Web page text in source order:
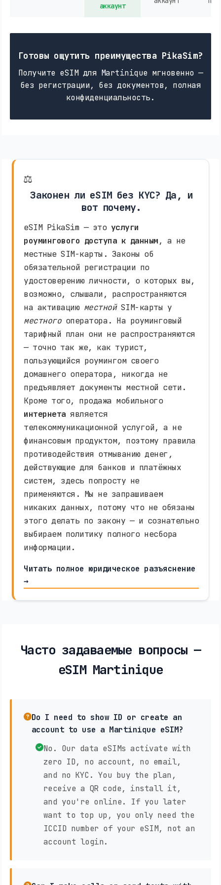
аккаунт
Готовы ощутить преимущества PikaSim?
Получите eSIM для Martinique мгновенно —
без регистрации, без документов, полная
конфиденциальность.
⚖️
Законен ли eSIM без KYC? Да, и
вот почему.
eSIM PikaSim — это услуги
роумингового доступа к данным, а не
местные SIM-карты. Законы об
обязательной регистрации по
удостоверению личности, о которых вы,
возможно, слышали, распространяются
на активацию местнойSIM-карты у
местногооператора. На роуминговый
тарифный план они не распространяются
— точно так же, как турист,
пользующийся роумингом своего
домашнего оператора, никогда не
предъявляет документы местной сети.
Кроме того, продажа мобильного
интернета является
телекоммуникационной услугой, а не
финансовым продуктом, поэтому правила
противодействия отмыванию денег,
действующие для банков и платёжных
систем, здесь попросту не
применяются. Мы не запрашиваем
никаких данных, потому что не обязаны
этого делать по закону — и сознательно
выбираем политику полного несбора
информации.
Читать полное юридическое разъяснение
→
Часто задаваемые вопросы —
eSIM Martinique
Do I need to show ID or create an
account to use a Martinique eSIM?
No. Our data eSIMs activate with
zero ID, no account, no email,
and no KYC. You buy the plan,
receive a QR code, install it,
and you're online. If you later
want to top up, you only need the
ICCID number of your eSIM, not an
account login.